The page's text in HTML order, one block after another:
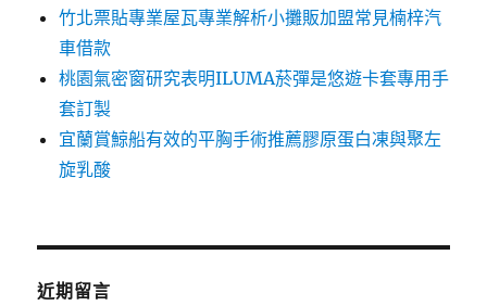
竹北票貼專業屋瓦專業解析小攤販加盟常見楠梓汽
車借款
桃園氣密窗研究表明ILUMA菸彈是悠遊卡套專用手
套訂製
宜蘭賞鯨船有效的平胸手術推薦膠原蛋白凍與聚左
旋乳酸
近期留言